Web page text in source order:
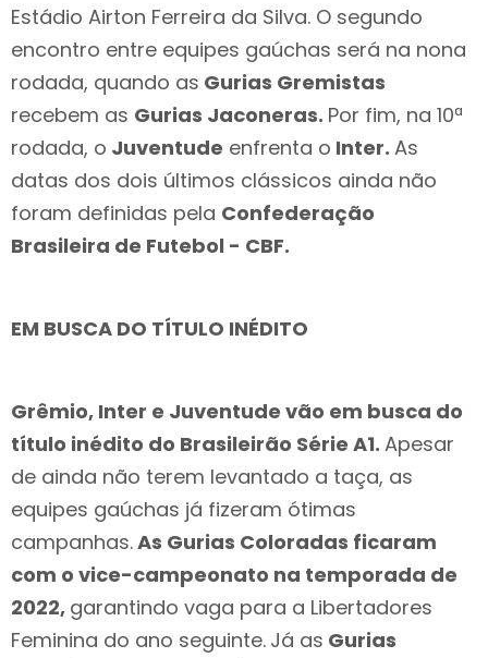
Estádio Airton Ferreira da Silva. O segundo
encontro entre equipes gaúchas será na nona
rodada, quando as Gurias Gremistas
recebem as Gurias Jaconeras. Por fim, na 10ª
rodada, o Juventude enfrenta o Inter. As
datas dos dois últimos clássicos ainda não
foram definidas pela Confederação
Brasileira de Futebol - CBF.
EM BUSCA DO TÍTULO INÉDITO
Grêmio, Inter e Juventude vão em busca do
título inédito do Brasileirão Série A1. Apesar
de ainda não terem levantado a taça, as
equipes gaúchas já fizeram ótimas
campanhas.As Gurias Coloradas ficaram
com o vice-campeonato na temporada de
2022, garantindo vaga para a Libertadores
Feminina do ano seguinte. Já as Gurias